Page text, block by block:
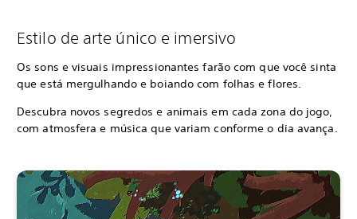
Estilo de arte único e imersivo
Os sons e visuais impressionantes farão com que você sinta
que está mergulhando e boiando com folhas e flores.
Descubra novos segredos e animais em cada zona do jogo,
com atmosfera e música que variam conforme o dia avança.